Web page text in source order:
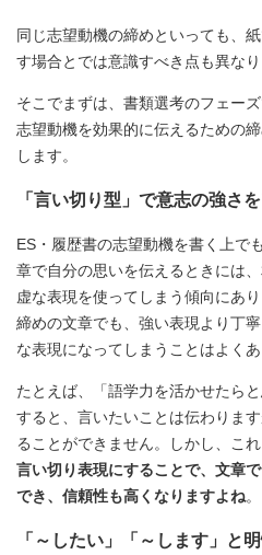
同じ志望動機の締めといっても、
す場合とでは意識すべき点も異なり
そこでまずは、書類選考のフェー
志望動機を効果的に伝えるための
します。
「言い切り型」で意志の強さ
ES・履歴書の志望動機を書く上で
章で自分の思いを伝えるときには
虚な表現を使ってしまう傾向にあ
締めの文章でも、強い表現より丁
な表現になってしまうことはよくあ
たとえば、「語学力を活かせたら
すると、言いたいことは伝わりま
ることができません。しかし、こ
言い切り表現にすることで、文章
でき、信頼性も高くなりますよね。
「～したい」「～します」と